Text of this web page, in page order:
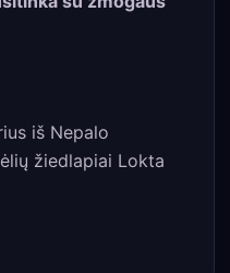
iš Nepalo
žiedlapiai Lokta